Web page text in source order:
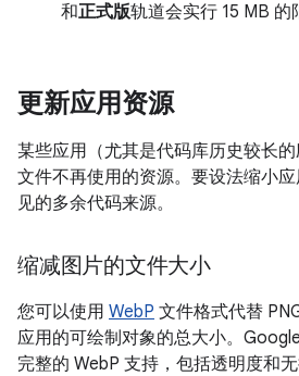
和正式版轨道会实行 15 MB 的
更新应用资源
某些应用（尤其是代码库历史较长
文件不再使用的资源。要设法缩小
见的多余代码来源。
缩减图片的文件大小
您可以使用 WebP 文件格式代替
应用的可绘制对象的总大小。
完整的 WebP 支持，包括透明度和